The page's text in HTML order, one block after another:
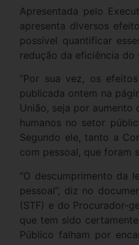
Apresentada pelo
apresenta diversos
possível quantificar
redução da eficiência
“Por sua vez, os
publicada ontem na
União, seja por aumento
humanos no setor
Segundo ele, tanto a
com pessoal, que foram
“O descumprimento da
pessoal”, diz no
(STF) e do Procurador-
que tem sido
Público falham por